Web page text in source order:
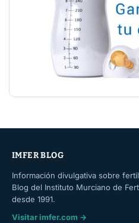
IMFER BLOG
Información divulgativa sobre
Blog del Instituto Murciano de
desde 1991.
Visitar imfer.com →